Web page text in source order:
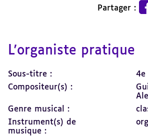
Partager :
L'organiste pratique
Sous-titre :
4e
Compositeur(s) :
Genre musical :
Instrument(s) de
musique :